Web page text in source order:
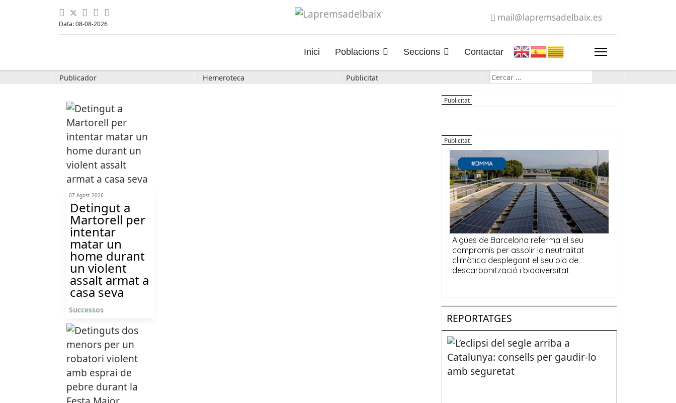
Data: 08-08-2026
mail@lapremsadelbaix.es
Inici Poblacions Seccions Contactar
Publicador Hemeroteca Publicitat Cerca
07 Agost 2026
Detingut a
Martorell per
intentar
matar un
home durant
un violent
assalt armat a
casa seva
Successos
REPORTATGES